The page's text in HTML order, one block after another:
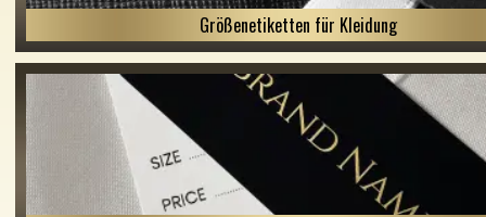
Größenetiketten für Kleidung